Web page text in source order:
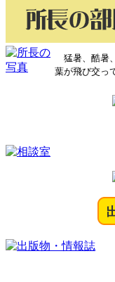
シ
ョ
猛暑、酷暑
葉が飛び交っ